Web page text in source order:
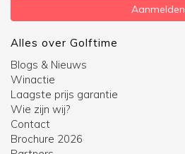
Aanmelden
Alles over Golftime
Blogs & Nieuws
Winactie
Laagste prijs garantie
Wie zijn wij?
Contact
Brochure 2026